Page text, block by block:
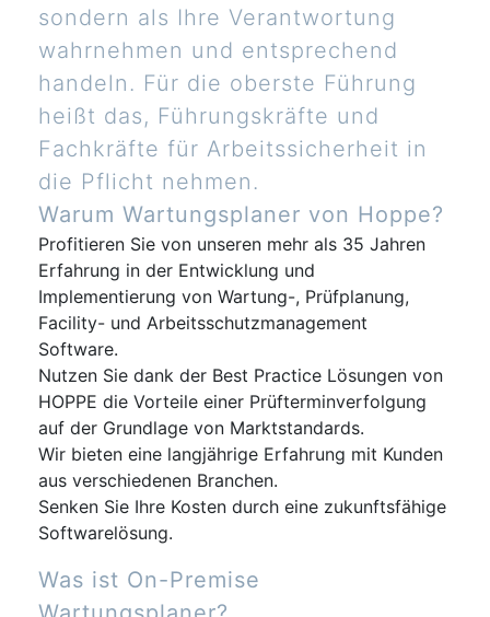
sondern als Ihre Verantwortung
wahrnehmen und entsprechend
handeln. Für die oberste Führung
heißt das, Führungskräfte und
Fachkräfte für Arbeitssicherheit in
die Pflicht nehmen.
Warum Wartungsplaner von Hoppe?
Profitieren Sie von unseren mehr als 35 Jahren
Erfahrung in der Entwicklung und
Implementierung von Wartung-, Prüfplanung,
Facility- und Arbeitsschutzmanagement
Software.
Nutzen Sie dank der Best Practice Lösungen von
HOPPE die Vorteile einer Prüfterminverfolgung
auf der Grundlage von Marktstandards.
Wir bieten eine langjährige Erfahrung mit Kunden
aus verschiedenen Branchen.
Senken Sie Ihre Kosten durch eine zukunftsfähige
Softwarelösung.
Was ist On-Premise